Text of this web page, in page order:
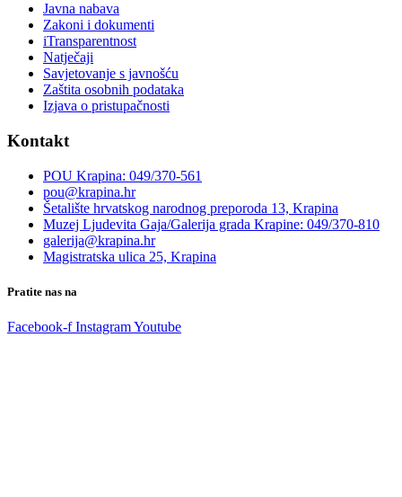
Javna nabava
Zakoni i dokumenti
iTransparentnost
Natječaji
Savjetovanje s javnošću
Zaštita osobnih podataka
Izjava o pristupačnosti
Kontakt
POU Krapina: 049/370-561
pou@krapina.hr
Šetalište hrvatskog narodnog preporoda 13, Krapina
Muzej Ljudevita Gaja/Galerija grada Krapine: 049/370-810
galerija@krapina.hr
Magistratska ulica 25, Krapina
Pratite nas na
Facebook-f InstagramYoutube